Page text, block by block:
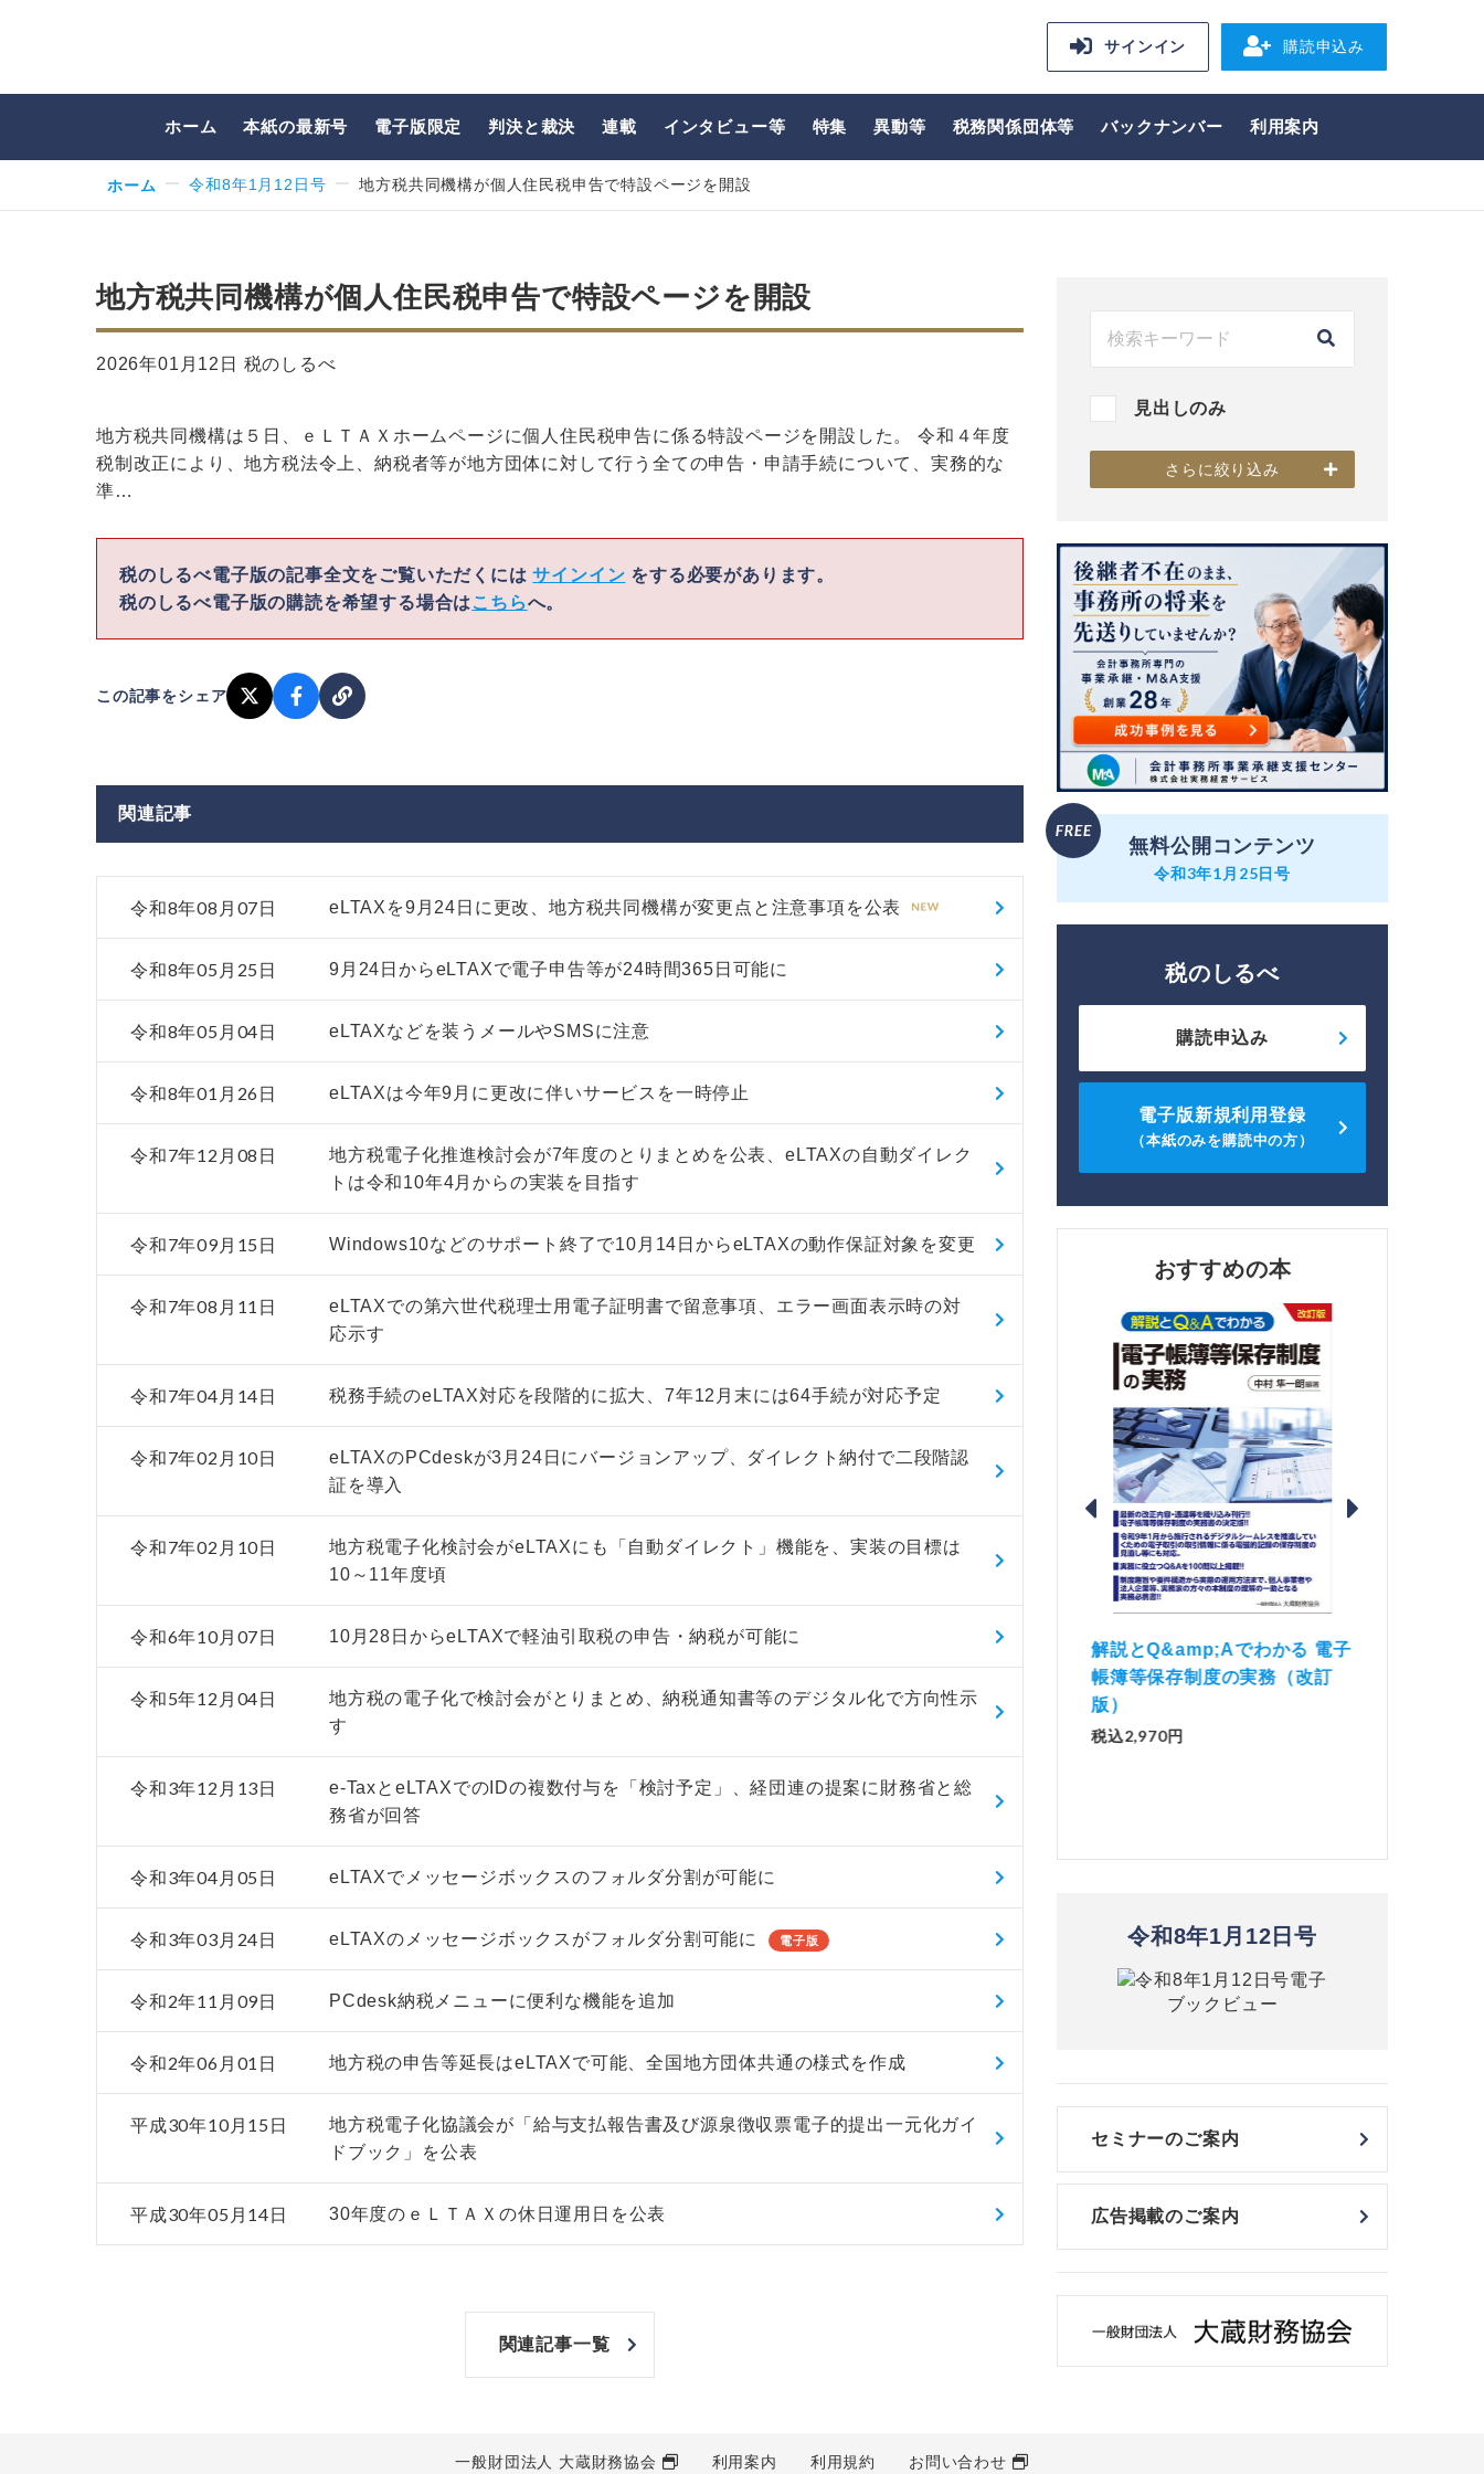
サインイン 購読申込み
ホーム 本紙の最新号 電子版限定 判決と裁決 連載 インタビュー等 特集 異動等 税務関係団体等 バックナンバー 利用案内
ホーム 令和8年1月12日号 地方税共同機構が個人住民税申告で特設ページを開設
地方税共同機構が個人住民税申告で特設ページを開設
2026年01月12日 税のしるべ
地方税共同機構は５日、ｅＬＴＡＸホームページに個人住民税申告に係る特設ページを開設した。 令和４年度
税制改正により、地方税法令上、納税者等が地方団体に対して行う全ての申告・申請手続について、実務的な
準…
税のしるべ電子版の記事全文をご覧いただくにはサインイン をする必要があります。
税のしるべ電子版の購読を希望する場合は こちらへ。
この記事をシェア
関連記事
令和8年08月07日 eLTAXを9月24日に更改、地方税共同機構が変更点と注意事項を公表
令和8年05月25日 9月24日からeLTAXで電子申告等が24時間365日可能に
令和8年05月04日 eLTAXなどを装うメールやSMSに注意
令和8年01月26日 eLTAXは今年9月に更改に伴いサービスを一時停止
令和7年12月08日
地方税電子化推進検討会が7年度のとりまとめを公表、eLTAXの自動ダイレク
トは令和10年4月からの実装を目指す
令和7年09月15日 Windows10などのサポート終了で10月14日からeLTAXの動作保証対象を変更
令和7年08月11日
eLTAXでの第六世代税理士用電子証明書で留意事項、エラー画面表示時の対
応示す
令和7年04月14日 税務手続のeLTAX対応を段階的に拡大、7年12月末には64手続が対応予定
令和7年02月10日
eLTAXのPCdeskが3月24日にバージョンアップ、ダイレクト納付で二段階認
証を導入
令和7年02月10日
地方税電子化検討会がeLTAXにも「自動ダイレクト」機能を、実装の目標は
10～11年度頃
令和6年10月07日 10月28日からeLTAXで軽油引取税の申告・納税が可能に
令和5年12月04日
地方税の電子化で検討会がとりまとめ、納税通知書等のデジタル化で方向性示
す
令和3年12月13日
e-TaxとeLTAXでのIDの複数付与を「検討予定」、経団連の提案に財務省と総
務省が回答
令和3年04月05日 eLTAXでメッセージボックスのフォルダ分割が可能に
令和3年03月24日 eLTAXのメッセージボックスがフォルダ分割可能に 電子版
令和2年11月09日 PCdesk納税メニューに便利な機能を追加
令和2年06月01日 地方税の申告等延長はeLTAXで可能、全国地方団体共通の様式を作成
平成30年10月15日
地方税電子化協議会が「給与支払報告書及び源泉徴収票電子的提出一元化ガイ
ドブック」を公表
平成30年05月14日 30年度のｅＬＴＡＸの休日運用日を公表
関連記事一覧
見出しのみ
さらに絞り込み
無料公開コンテンツ
令和3年1月25日号
税のしるべ
購読申込み
電子版新規利用登録
（本紙のみを購読中の方）
おすすめの本
非上場株式の評価の仕方と記載
例（令和8年版）
税込4,950円
市街地周辺土地の評価 Ｑ
&amp;Ａ（二訂版）
税込5,060円
解説とQ&amp;Aでわかる 電子
帳簿等保存制度の実務（改訂
版）
税込2,970円
令和8年1月12日号
セミナーのご案内
広告掲載のご案内
一般財団法人 大蔵財務協会 利用案内 利用規約 お問い合わせ